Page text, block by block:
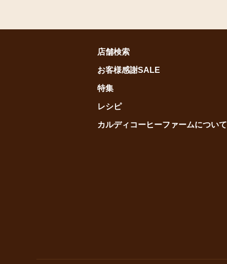
店舗検索
お客様感謝SALE
特集
レシピ
カルディコーヒーファームについて